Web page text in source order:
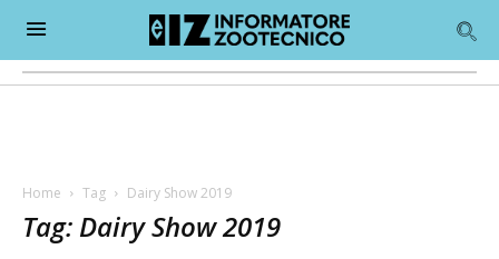
Home Tag Dairy Show 2019
Tag: Dairy Show 2019